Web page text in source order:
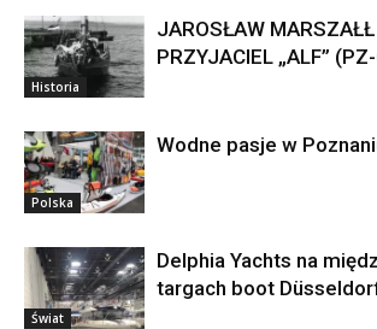
Historia
JAROSŁAW
PRZYJACIEL „ALF”
Polska
Wodne pasje w
Świat
Delphia Yachts na
targach boot